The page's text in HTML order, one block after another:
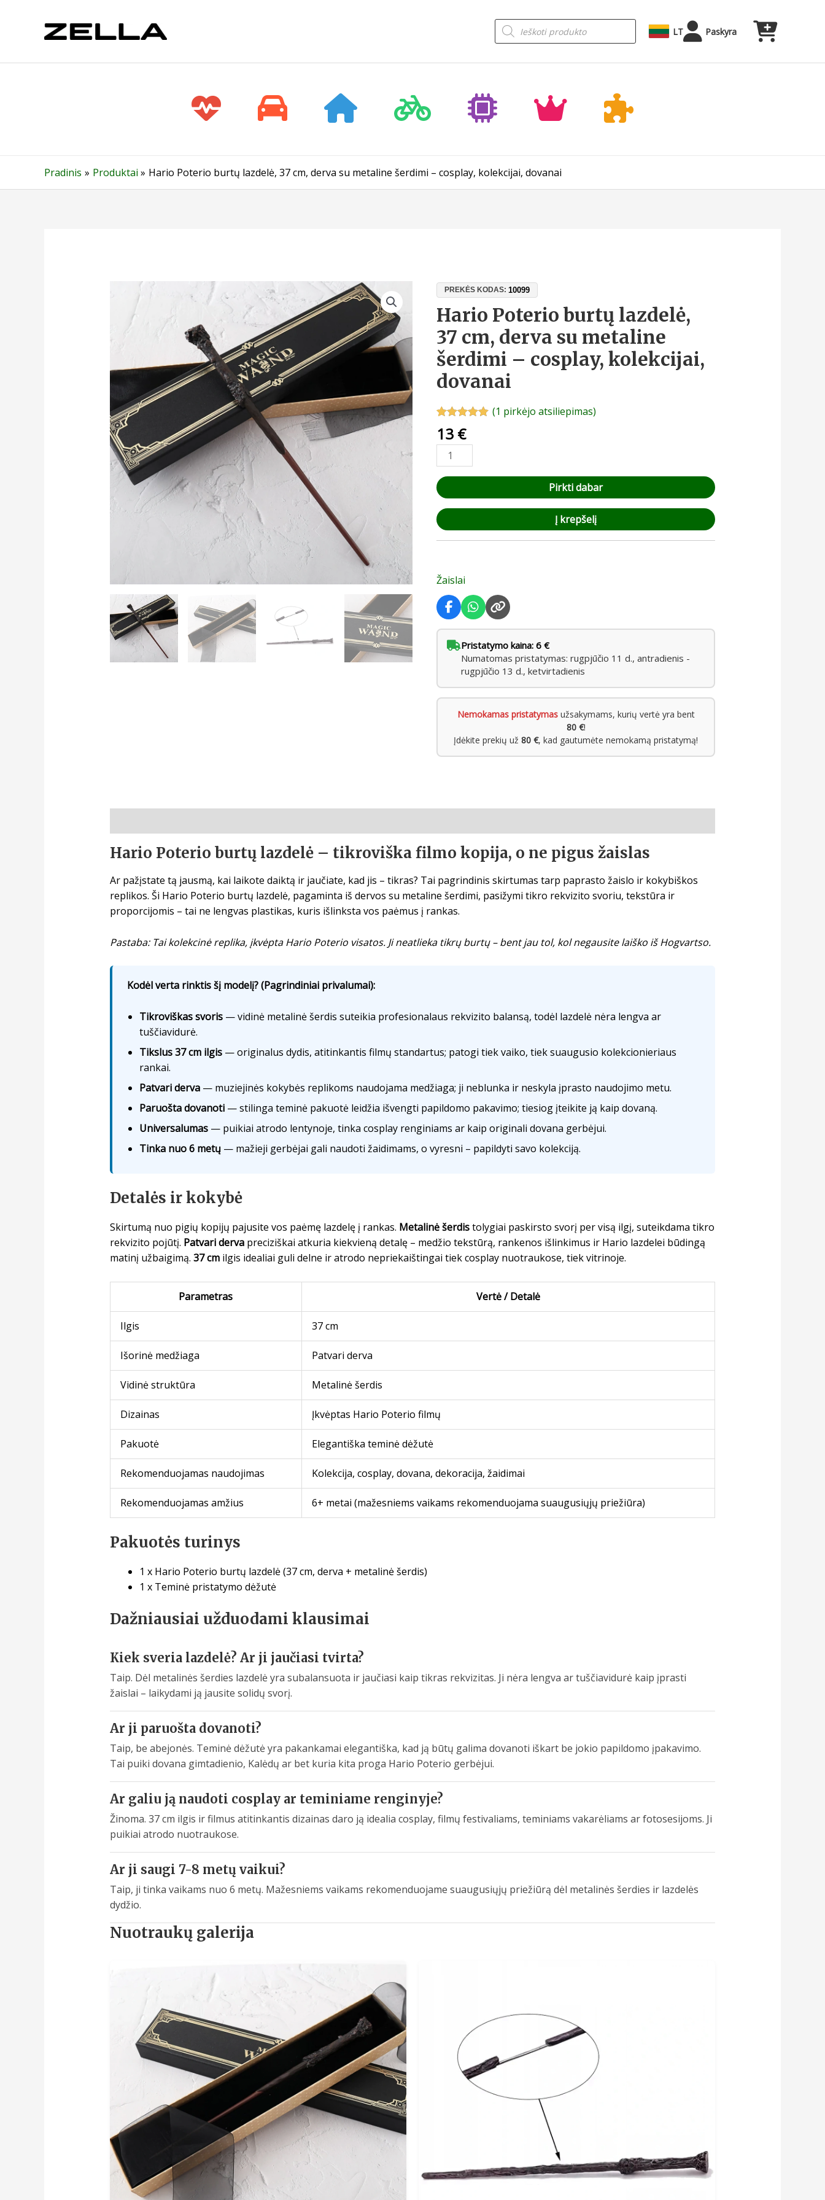
Products
search LT Paskyra
Pradinis Produktai Hario Poterio burtų lazdelė, 37 cm, derva su metaline šerdimi – cosplay, kolekcijai, dovanai
PREKĖS KODAS:10099
Hario Poterio burtų lazdelė,
37 cm, derva su metaline
šerdimi – cosplay, kolekcijai,
dovanai
5.00 iš 5
(viso
įvertinimų:
(1 pirkėjo atsiliepimas)
13 €
produkto
Hario
Poterio
burtų
lazdelė,
37
derva
su
metaline
šerdimi
cosplay,
kolekcijai,
dovanai
Pirkti dabar
Į krepšelį
Žaislai
Pristatymo kaina: 6 €
Numatomas pristatymas: rugpjūčio 11 d., antradienis -
rugpjūčio 13 d., ketvirtadienis
Nemokamas pristatymasužsakymams, kurių vertė yra bent
80 €!
Įdėkite prekių už80 €, kad gautumėte nemokamą pristatymą!
Hario Poterio burtų lazdelė – tikroviška filmo kopija, o ne pigus žaislas
Ar pažįstate tą jausmą, kai laikote daiktą ir jaučiate, kad jis – tikras? Tai pagrindinis skirtumas tarp paprasto žaislo ir kokybiškos
replikos. Ši Hario Poterio burtų lazdelė, pagaminta iš dervos su metaline šerdimi, pasižymi tikro rekvizito svoriu, tekstūra ir
proporcijomis – tai ne lengvas plastikas, kuris išlinksta vos paėmus į rankas.
Pastaba: Tai kolekcinė replika, įkvėpta Hario Poterio visatos. Ji neatlieka tikrų burtų – bent jau tol, kol negausite laiško iš Hogvartso.
Kodėl verta rinktis šį modelį? (Pagrindiniai privalumai):
Tikroviškas svoris— vidinė metalinė šerdis suteikia profesionalaus rekvizito balansą, todėl lazdelė nėra lengva ar
tuščiavidurė.
Tikslus 37 cm ilgis— originalus dydis, atitinkantis filmų standartus; patogi tiek vaiko, tiek suaugusio kolekcionieriaus
rankai.
Patvari derva— muziejinės kokybės replikoms naudojama medžiaga; ji neblunka ir neskyla įprasto naudojimo metu.
Paruošta dovanoti— stilinga teminė pakuotė leidžia išvengti papildomo pakavimo; tiesiog įteikite ją kaip dovaną.
Universalumas— puikiai atrodo lentynoje, tinka cosplay renginiams ar kaip originali dovana gerbėjui.
Tinka nuo 6 metų— mažieji gerbėjai gali naudoti žaidimams, o vyresni – papildyti savo kolekciją.
Detalės ir kokybė
Skirtumą nuo pigių kopijų pajusite vos paėmę lazdelę į rankas. Metalinė šerdistolygiai paskirsto svorį per visą ilgį, suteikdama tikro
rekvizito pojūtį. Patvari dervapreciziškai atkuria kiekvieną detalę – medžio tekstūrą, rankenos išlinkimus ir Hario lazdelei būdingą
matinį užbaigimą. 37 cmilgis idealiai guli delne ir atrodo nepriekaištingai tiek cosplay nuotraukose, tiek vitrinoje.
Parametras Vertė / Detalė
Ilgis 37 cm
Išorinė medžiaga Patvari derva
Vidinė struktūra Metalinė šerdis
Dizainas Įkvėptas Hario Poterio filmų
Pakuotė Elegantiška teminė dėžutė
Rekomenduojamas naudojimas Kolekcija, cosplay, dovana, dekoracija, žaidimai
Rekomenduojamas amžius 6+ metai (mažesniems vaikams rekomenduojama suaugusiųjų priežiūra)
Pakuotės turinys
1 x Hario Poterio burtų lazdelė (37 cm, derva + metalinė šerdis)
1 x Teminė pristatymo dėžutė
Dažniausiai užduodami klausimai
Kiek sveria lazdelė? Ar ji jaučiasi tvirta?
Taip. Dėl metalinės šerdies lazdelė yra subalansuota ir jaučiasi kaip tikras rekvizitas. Ji nėra lengva ar tuščiavidurė kaip įprasti
žaislai – laikydami ją jausite solidų svorį.
Ar ji paruošta dovanoti?
Taip, be abejonės. Teminė dėžutė yra pakankamai elegantiška, kad ją būtų galima dovanoti iškart be jokio papildomo įpakavimo.
Tai puiki dovana gimtadienio, Kalėdų ar bet kuria kita proga Hario Poterio gerbėjui.
Ar galiu ją naudoti cosplay ar teminiame renginyje?
Žinoma. 37 cm ilgis ir filmus atitinkantis dizainas daro ją idealia cosplay, filmų festivaliams, teminiams vakarėliams ar fotosesijoms. Ji
puikiai atrodo nuotraukose.
Ar ji saugi 7-8 metų vaikui?
Taip, ji tinka vaikams nuo 6 metų. Mažesniems vaikams rekomenduojame suaugusiųjų priežiūrą dėl metalinės šerdies ir lazdelės
dydžio.
Nuotraukų galerija